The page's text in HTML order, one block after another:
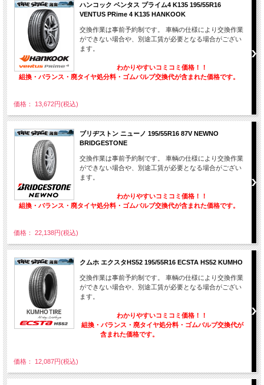
ハンコック ベンタス プライム4 K135 195/55R16
VENTUS PRime 4 K135 HANKOOK
交換作業は事前予約制です。 車輌の仕様により交換作業
ができない場合や、別途工賃が必要となる場合がござい
ます。
わかりやすいコミコミ価格！！
組換・バランス・廃タイヤ処分料・ゴムバルブ交換代が含まれた価格です。
価格： 13,672円(税込)
ブリヂストン ニューノ 195/55R16 87V NEWNO
BRIDGESTONE
交換作業は事前予約制です。 車輌の仕様により交換作業
ができない場合や、別途工賃が必要となる場合がござい
ます。
わかりやすいコミコミ価格！！
組換・バランス・廃タイヤ処分料・ゴムバルブ交換代が含まれた価格です。
価格： 22,138円(税込)
クムホ エクスタHS52 195/55R16 ECSTA HS52 KUMHO
交換作業は事前予約制です。 車輌の仕様により交換作業
ができない場合や、別途工賃が必要となる場合がござい
ます。
わかりやすいコミコミ価格！！
組換・バランス・廃タイヤ処分料・ゴムバルブ交換代が
含まれた価格です。
価格： 12,087円(税込)